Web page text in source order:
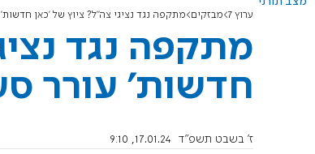
ערוץ 7 מבזקים מתקפה נגד נציגי צה"ל? ציוץ של 'כאן
מתקפה נגד
חדשות' עורר
ז' בשבט תשפ"ד 17.01.24, 9:10